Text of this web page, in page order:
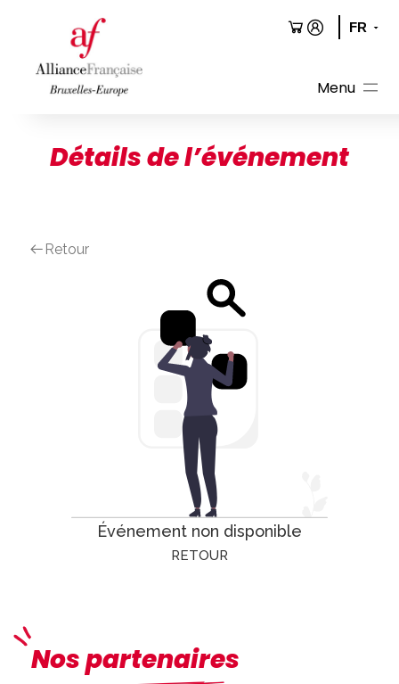
contenu
Détails de l’événement
Retour
Événement non disponible
RETOUR
Nos partenaires